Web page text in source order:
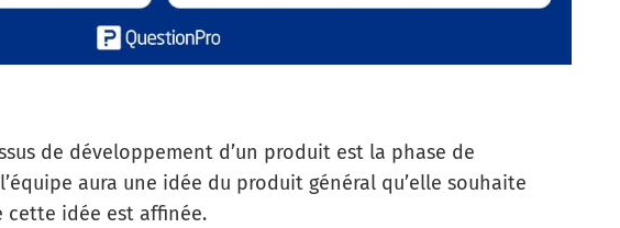
de développement d’un produit est la phase de
aura une idée du produit général qu’elle souhaite
cette idée est affinée.